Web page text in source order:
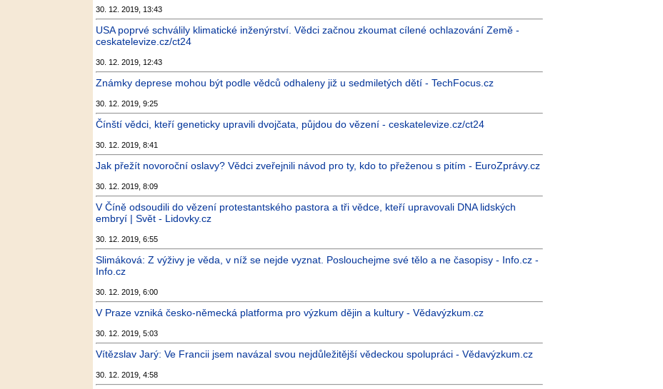
30. 12. 2019, 13:43
USA poprvé schválily klimatické inženýrství. Vědci začnou zkoumat cílené ochlazování Země -
ceskatelevize.cz/ct24
30. 12. 2019, 12:43
Známky deprese mohou být podle vědců odhaleny již u sedmiletých dětí - TechFocus.cz
30. 12. 2019, 9:25
Čínští vědci, kteří geneticky upravili dvojčata, půjdou do vězení - ceskatelevize.cz/ct24
30. 12. 2019, 8:41
Jak přežít novoroční oslavy? Vědci zveřejnili návod pro ty, kdo to přeženou s pitím - EuroZprávy.cz
30. 12. 2019, 8:09
V Číně odsoudili do vězení protestantského pastora a tři vědce, kteří upravovali DNA lidských
embryí | Svět - Lidovky.cz
30. 12. 2019, 6:55
Slimáková: Z výživy je věda, v níž se nejde vyznat. Poslouchejme své tělo a ne časopisy - Info.cz -
Info.cz
30. 12. 2019, 6:00
V Praze vzniká česko-německá platforma pro výzkum dějin a kultury - Vědavýzkum.cz
30. 12. 2019, 5:03
Vítězslav Jarý: Ve Francii jsem navázal svou nejdůležitější vědeckou spolupráci - Vědavýzkum.cz
30. 12. 2019, 4:58